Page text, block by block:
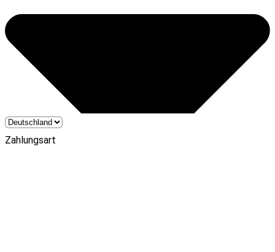
Zahlungsart